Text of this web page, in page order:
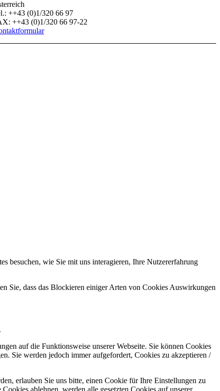
++43 (0)1/320 66 97
++43 (0)1/320 66 97-22
besuchen, wie Sie mit uns interagieren, Ihre Nutzererfahrung
Sie, dass das Blockieren einiger Arten von Cookies Auswirkungen
auf die Funktionsweise unserer Webseite. Sie können Cookies
Sie werden jedoch immer aufgefordert, Cookies zu akzeptieren /
erlauben Sie uns bitte, einen Cookie für Ihre Einstellungen zu
ablehnen, werden alle gesetzten Cookies auf unserer